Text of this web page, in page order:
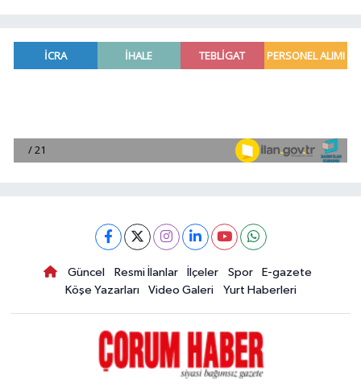
Güncel Resmi İlanlar İlçeler Spor
E-gazete
Köşe Yazarları
Video Galeri Yurt Haberleri